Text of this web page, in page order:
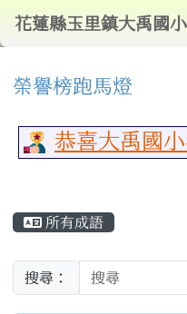
花蓮縣玉里鎮大
導覽列
花蓮縣玉里鎮大禹國小
上中區域內容
榮譽榜跑馬燈
恭喜大禹國小
所有成語
搜尋：